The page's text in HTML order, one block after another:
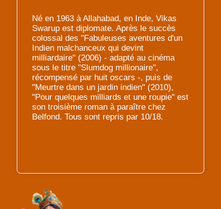
Né en 1963 à Allahabad, en Inde, Vikas
Swarup est diplomate. Après le succès
colossal des "Fabuleuses aventures d'un
Indien malchanceux qui devint
milliardaire" (2006) - adapté au cinéma
sous le titre "Slumdog millionaire",
récompensé par huit oscars -, puis de
"Meurtre dans un jardin indien" (2010),
"Pour quelques milliards et une roupie" est
son troisième roman à paraître chez
Belfond. Tous sont repris par 10/18.